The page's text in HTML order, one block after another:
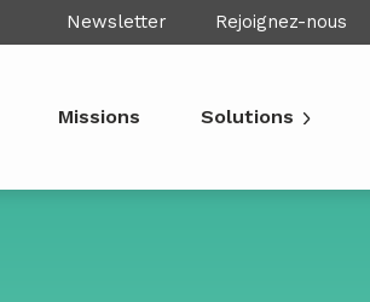
Newsletter Rejoignez-nous
Missions Solutions